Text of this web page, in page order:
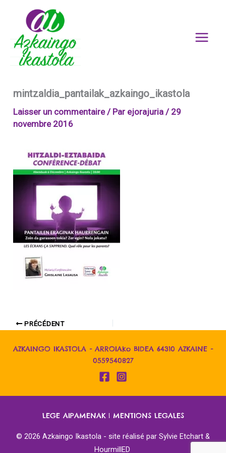
contenu
mintzaldia_pantailak_azkaingo_ikastola
Laisser un commentaire / Par ejorajuria / 29
novembre 2016
PRÉCÉDENT
AZKAINGO IKASTOLA - ARROIAko BIDEA 64310 AZKAINE -
0559540827
LEGE AIPAMENAK| MENTIONS LEGALES
© 2026 Azkaingo Ikastola - site réalisé par Sylvie Etchart &
HourmillED